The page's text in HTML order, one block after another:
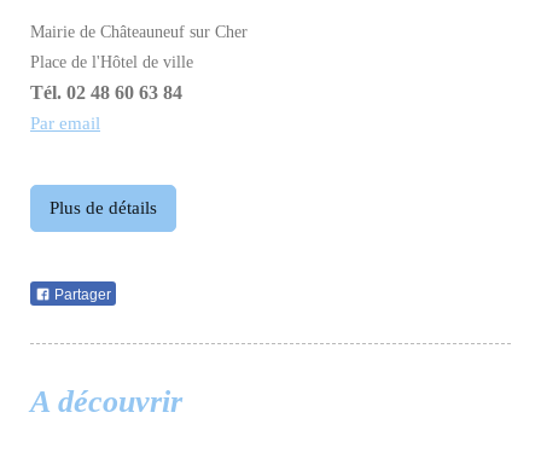
Mairie de Châteauneuf sur Cher
Place de l'Hôtel de ville
Tél. 02 48 60 63 84
Par email
Plus de détails
Partager
A découvrir